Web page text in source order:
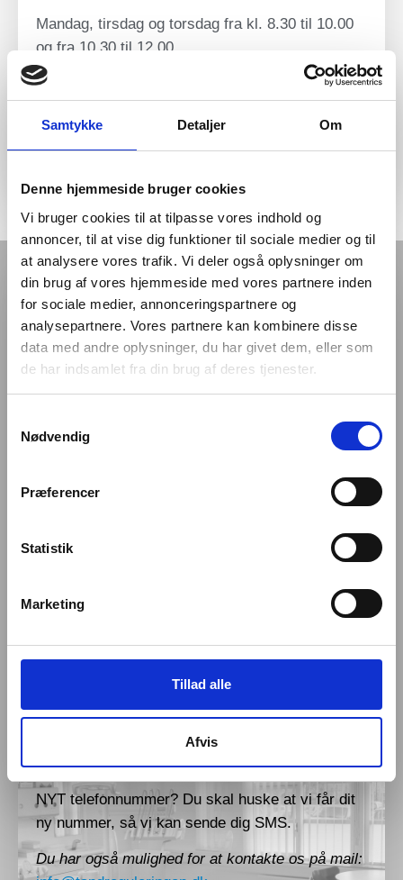
Samtykke Detaljer Om
Denne hjemmeside bruger cookies
Vi bruger cookies til at tilpasse vores indhold og
annoncer, til at vise dig funktioner til sociale medier og til
at analysere vores trafik. Vi deler også oplysninger om
din brug af vores hjemmeside med vores partnere inden
for sociale medier, annonceringspartnere og
analysepartnere. Vores partnere kan kombinere disse
data med andre oplysninger, du har givet dem, eller som
de har indsamlet fra din brug af deres tjenester.
Nødvendig
Præferencer
Statistik
Marketing
Tillad alle
Afvis
Mandag, tirsdag og torsdag fra kl. 8.30 til 10.00
og fra 10.30 til 12.00.
Fredag og onsdag fra kl. 8.30 til 10.00.
Du kan også sende en mail til:
Telefontider
Mandag, tirsdag og torsdag:– kl. 8.30-10.00 og
10.30-12.00
Fredag og onsdag:
110942
Ean nr.: 5798001587815
Opdatering af mobilnummer
For at undgå udeblivelser, sender vi en
påmindelse på SMS.
NYT telefonnummer? Du skal huske at vi får dit
ny nummer, så vi kan sende dig SMS.
Du har også mulighed for at kontakte os på mail: